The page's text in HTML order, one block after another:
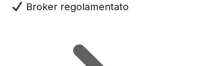
Broker regolamentato